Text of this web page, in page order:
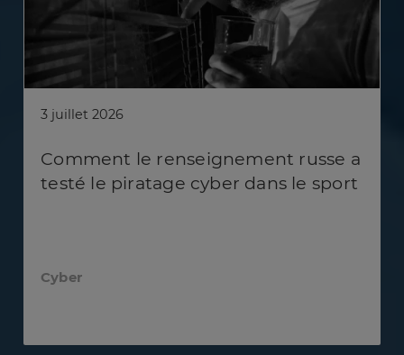
3 juillet 2026
Comment le renseignement russe a
testé le piratage cyber dans le sport
Cyber